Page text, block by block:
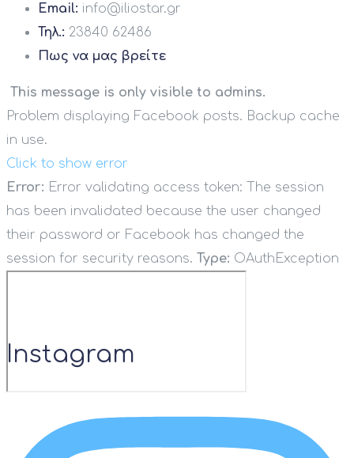
Email: info@iliostar.gr
Τηλ.: 23840 62486
Πως να μας βρείτε
This message is only visible to admins.
Problem displaying Facebook posts. Backup cache
in use.
Click to show error
Error: Error validating access token: The session
has been invalidated because the user changed
their password or Facebook has changed the
session for security reasons. Type: OAuthException
Instagram